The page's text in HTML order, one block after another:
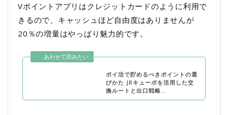
Vポイントアプリはクレジットカードのように利用で
きるので、キャッシュほど自由度はありませんが
20％の増量はやっぱり魅力的です。
ポイ活で貯めるべきポイントの選
びかた JRキューポを活用した交
換ルートと出口戦略…